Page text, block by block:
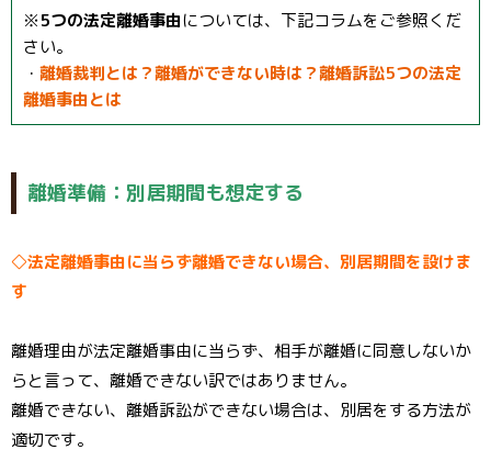
※5つの法定離婚事由については、下記コラムをご参照くだ
さい。
・ 離婚裁判とは？離婚ができない時は？離婚訴訟5つの法定
離婚事由とは
離婚準備：別居期間も想定する
◇法定離婚事由に当らず離婚できない場合、別居期間を設けま
す
離婚理由が法定離婚事由に当らず、相手が離婚に同意しないか
らと言って、離婚できない訳ではありません。
離婚できない、離婚訴訟ができない場合は、別居をする方法が
適切です。